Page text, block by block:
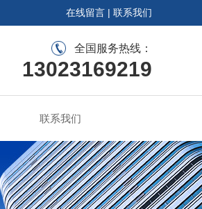
在线留言 | 联系我们
全国服务热线：
13023169219
联系我们